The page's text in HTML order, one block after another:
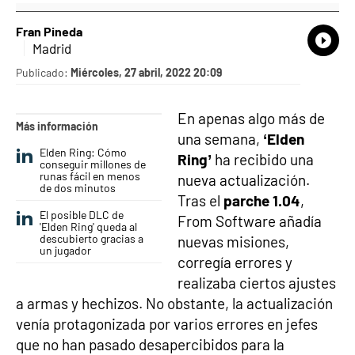
Fran Pineda
Madrid
Publicado: Miércoles, 27 abril, 2022 20:09
Más información
Elden Ring: Cómo
conseguir millones de
runas fácil en menos
de dos minutos
El posible DLC de
'Elden Ring' queda al
descubierto gracias a
un jugador
En apenas algo más de
una semana, ‘Elden
Ring’ ha recibido una
nueva actualización.
Tras el parche 1.04,
From Software añadía
nuevas misiones,
corregía errores y
realizaba ciertos ajustes
a armas y hechizos. No obstante, la actualización
venía protagonizada por varios errores en jefes
que no han pasado desapercibidos para la